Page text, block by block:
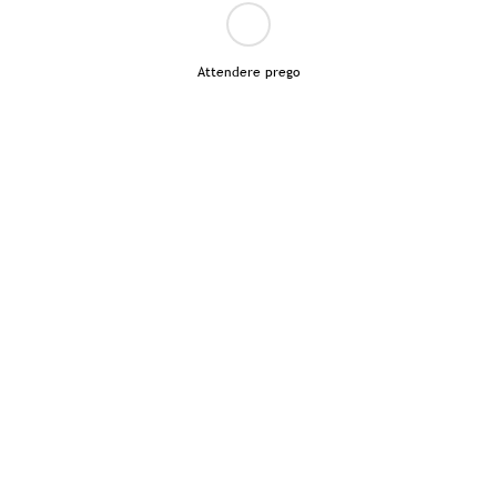
Attendere prego